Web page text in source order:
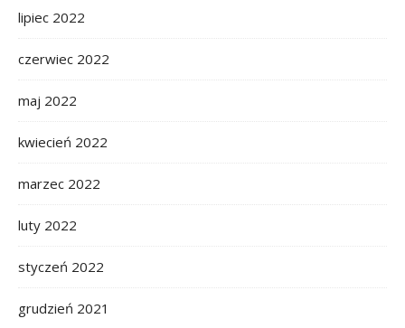
lipiec 2022
czerwiec 2022
maj 2022
kwiecień 2022
marzec 2022
luty 2022
styczeń 2022
grudzień 2021